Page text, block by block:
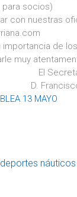
para socios)
con nuestras
de
muy
13 MAYO